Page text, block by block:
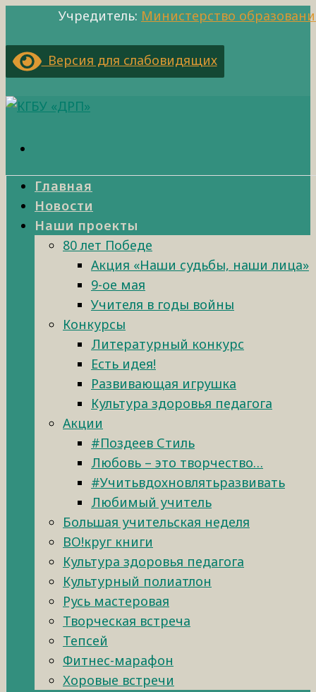
Учредитель: Министерство
Версия для слабовидящих
Главная
Новости
Наши проекты
80 лет Победе
Акция «Наши судьбы, наши лица»
9-ое мая
Учителя в годы войны
Конкурсы
Литературный конкурс
Есть идея!
Развивающая игрушка
Культура здоровья педагога
Акции
#Поздеев Стиль
Любовь – это творчество…
#Учитьвдохновлятьразвивать
Любимый учитель
Большая учительская неделя
ВО!круг книги
Культура здоровья педагога
Культурный полиатлон
Русь мастеровая
Творческая встреча
Тепсей
Фитнес-марафон
Хоровые встречи